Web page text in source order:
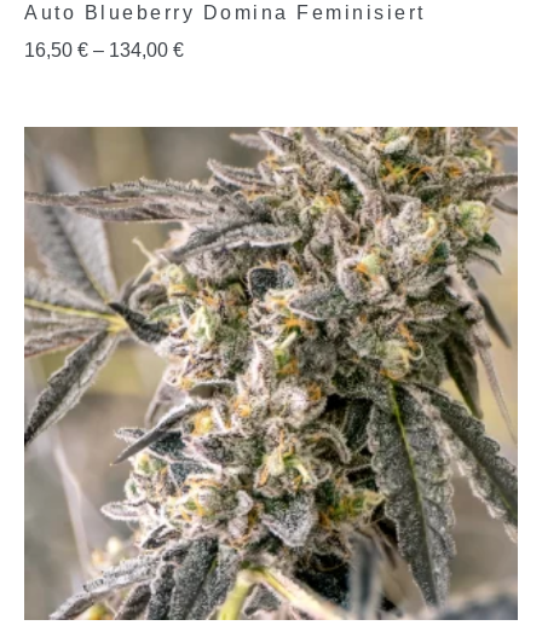
Auto Blueberry Domina Feminisiert
16,50 € – 134,00 €